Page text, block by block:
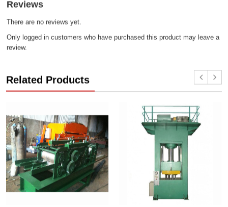
There are no reviews yet.
Only logged in customers who have purchased this product may leave a
Máy Dập Thủy Lực